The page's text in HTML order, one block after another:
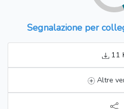
Segnalazione per
11
Altre